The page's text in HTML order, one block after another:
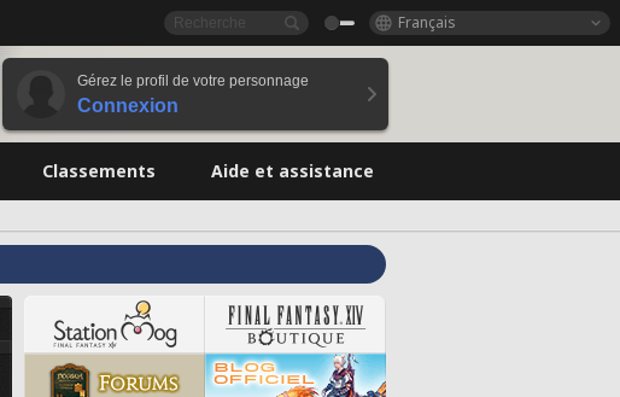
Français
Gérez le profil de votre personnage
Connexion
Classements Aide et assistance